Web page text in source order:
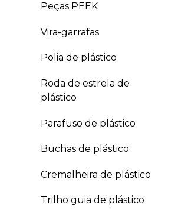
Peças PEEK
Vira-garrafas
Polia de plástico
Roda de estrela de
plástico
Parafuso de plástico
Buchas de plástico
Cremalheira de plástico
Trilho guia de plástico